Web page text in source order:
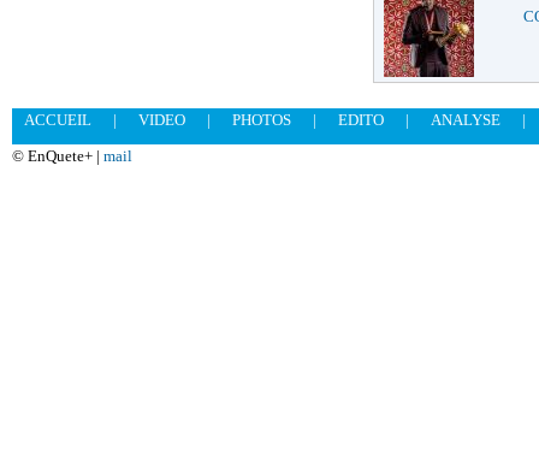
ACCUEIL | VIDEO | PHOTOS | EDITO | ANALYSE
|
© EnQuete+ | mail